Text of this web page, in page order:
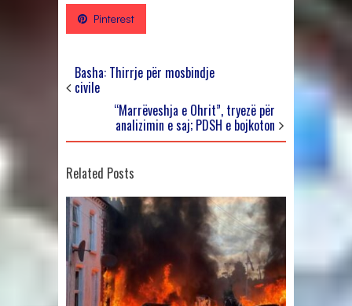
Pinterest
Basha: Thirrje për mosbindje
civile
“Marrëveshja e Ohrit”, tryezë për
analizimin e saj; PDSH e bojkoton
Related Posts